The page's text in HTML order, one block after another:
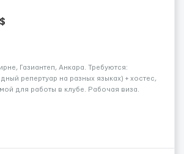
Газиантеп, Анкара. Требуются:
репертуар на разных языках) + хостеc,
для работы в клубе. Рабочая виза.
Мед. страховка. Высокая зарплат...